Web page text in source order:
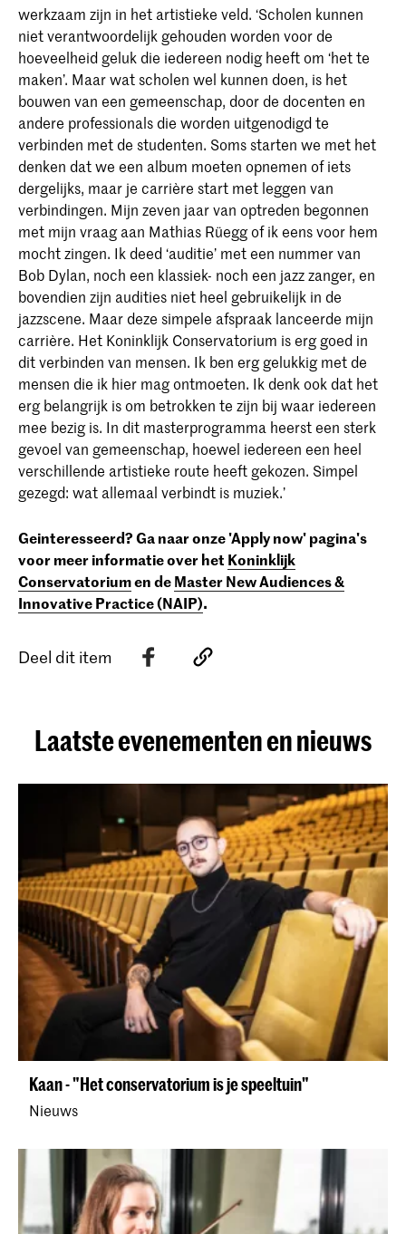
werkzaam zijn in het artistieke veld. ‘Scholen kunnen
niet verantwoordelijk gehouden worden voor de
hoeveelheid geluk die iedereen nodig heeft om ‘het te
maken’. Maar wat scholen wel kunnen doen, is het
bouwen van een gemeenschap, door de docenten en
andere professionals die worden uitgenodigd te
verbinden met de studenten. Soms starten we met het
denken dat we een album moeten opnemen of iets
dergelijks, maar je carrière start met leggen van
verbindingen. Mijn zeven jaar van optreden begonnen
met mijn vraag aan Mathias Rüegg of ik eens voor hem
mocht zingen. Ik deed ‘auditie’ met een nummer van
Bob Dylan, noch een klassiek- noch een jazz zanger, en
bovendien zijn audities niet heel gebruikelijk in de
jazzscene. Maar deze simpele afspraak lanceerde mijn
carrière. Het Koninklijk Conservatorium is erg goed in
dit verbinden van mensen. Ik ben erg gelukkig met de
mensen die ik hier mag ontmoeten. Ik denk ook dat het
erg belangrijk is om betrokken te zijn bij waar iedereen
mee bezig is. In dit masterprogramma heerst een sterk
gevoel van gemeenschap, hoewel iedereen een heel
verschillende artistieke route heeft gekozen. Simpel
gezegd: wat allemaal verbindt is muziek.’
Geinteresseerd? Ga naar onze'Apply now' pagina's
voor meer informatie over het Koninklijk
Conservatoriumen deMaster New Audiences &
Innovative Practice (NAIP).
Deel dit item
Laatste evenementen en nieuws
Kaan - "Het conservatorium is je speeltuin"
Nieuws